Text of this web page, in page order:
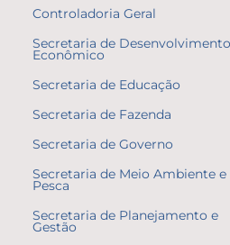
Controladoria Geral
Secretaria de Desenvolvimento
Econômico
Secretaria de Educação
Secretaria de Fazenda
Secretaria de Governo
Secretaria de Meio Ambiente e
Pesca
Secretaria de Planejamento e
Gestão